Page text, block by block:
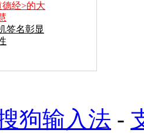
德经>的大
签名彰显
狗输入法 -